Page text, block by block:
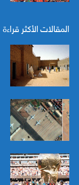
المقالات الأكثر قراءة